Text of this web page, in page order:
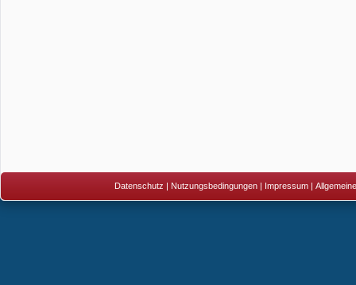
Datenschutz | Nutzungsbedingungen| Impressum|